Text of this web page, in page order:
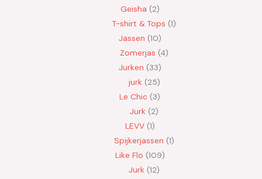
Geisha 2
T-shirt & Tops 1
Jassen 10
Zomerjas 4
Jurken 33
jurk 25
Le Chic 3
Jurk 2
LEVV 1
Spijkerjassen 1
Like Flo 109
Jurk 12